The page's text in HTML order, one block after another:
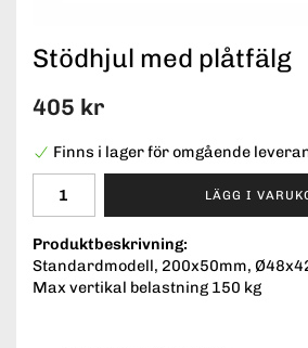
Stödhjul med plåtfälg
405 kr
Finns i lager för omgående
LÄGG I
Produktbeskrivning:
Standardmodell, 200x50mm,
Max vertikal belastning 150 kg